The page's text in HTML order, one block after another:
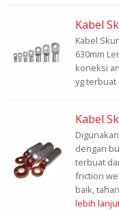
Kabel
Kabel
630mm
koneksi
yg terbuat
Kabel
dengan
terbuat
friction
baik,
lebih